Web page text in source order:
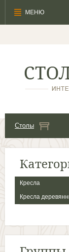
Столы
Кресла
Кресла
МЕНЮ